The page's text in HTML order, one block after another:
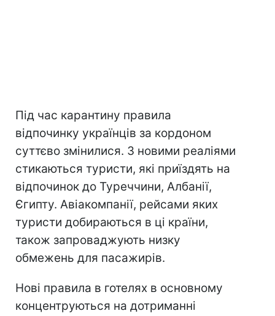
Під час карантину правила
відпочинку українців за кордоном
суттєво змінилися. З новими реаліями
стикаються туристи, які приїздять на
відпочинок до Туреччини, Албанії,
Єгипту. Авіакомпанії, рейсами яких
туристи добираються в ці країни,
також запроваджують низку
обмежень для пасажирів.
Нові правила в готелях в основному
концентруються на дотриманні